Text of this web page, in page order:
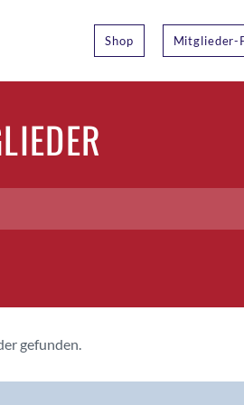
Shop Mitglieder-
gefunden.